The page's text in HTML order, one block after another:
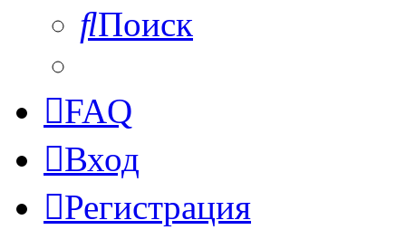
Поиск
FAQ
Вход
Регистрация